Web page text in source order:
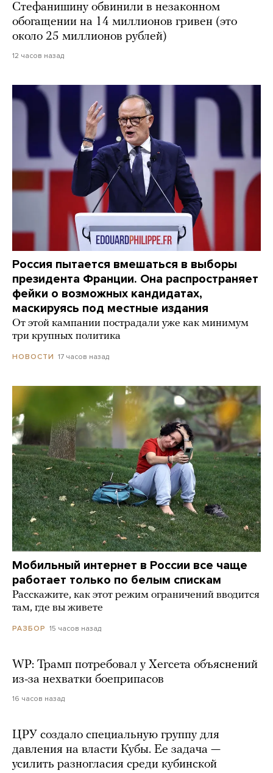
Стефанишину обвинили в незаконном
обогащении на 14 миллионов гривен (это
около 25 миллионов рублей)
12 часов назад
Россия пытается вмешаться в выборы
президента Франции. Она распространяет
фейки о возможных кандидатах,
маскируясь под местные издания
От этой кампании пострадали уже как минимум
три крупных политика
НОВОСТИ 17 часов назад
Мобильный интернет в России все чаще
работает только по белым спискам
Расскажите, как этот режим ограничений вводится
там, где вы живете
РАЗБОР 15 часов назад
WP: Трамп потребовал у Хегсета объяснений
из-за нехватки боеприпасов
16 часов назад
ЦРУ создало специальную группу для
давления на власти Кубы. Ее задача —
усилить разногласия среди кубинской